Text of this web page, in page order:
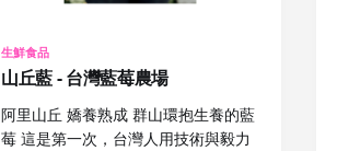
生鮮食品
山丘藍 - 台灣藍莓農場
阿里山丘 嬌養熟成 群山環抱生養的藍
莓 這是第一次，台灣人用技術與毅力